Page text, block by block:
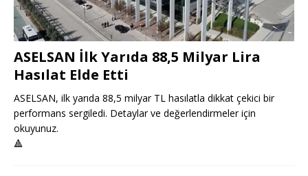
ASELSAN İlk Yarıda 88,5 Milyar Lira
Hasılat Elde Etti
ASELSAN, ilk yarıda 88,5 milyar TL hasılatla dikkat çekici bir
performans sergiledi. Detaylar ve değerlendirmeler için
okuyunuz.
🔺